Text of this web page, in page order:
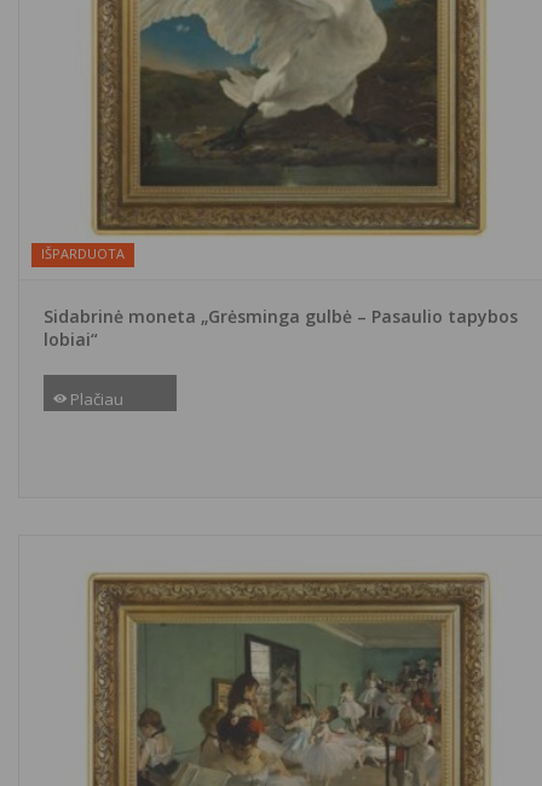
IŠPARDUOTA
Sidabrinė moneta „Grėsminga gulbė – Pasaulio tapybos
lobiai“
Plačiau